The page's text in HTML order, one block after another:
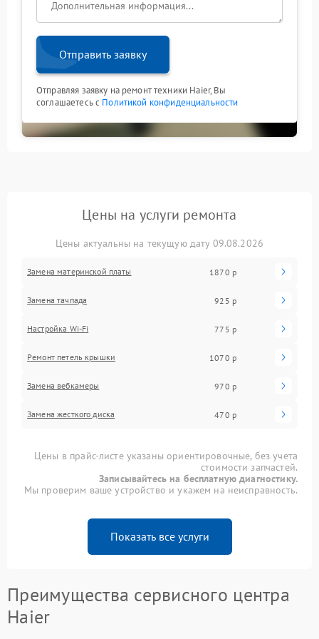
прозрачную систему расчета стоимости;
гарантию на выполненный ремонт;
бережное отношение к технике.
Залитый ноут Haier требует ответственного подхода.
Своевременное обращение к специалистам
позволяет избежать серьезных последствий и
сохранить функциональность устройства на долгий
Отправить заявку
Отправляя заявку на ремонт техники Haier, Вы
соглашаетесь с Политикой конфиденциальности
Цены на услуги ремонта
Цены актуальны на текущую дату 09.08.2026
Замена материнской платы 1870 р
Замена тачпада 925 р
Настройка Wi-Fi 775 р
Ремонт петель крышки 1070 р
Замена вебкамеры 970 р
Замена жесткого диска 470 р
Цены в прайс-листе указаны ориентировочные, без учета
стоимости запчастей.
Записывайтесь на бесплатную диагностику.
Мы проверим ваше устройство и укажем на неисправность.
Показать все услуги
Преимущества сервисного центра
Haier